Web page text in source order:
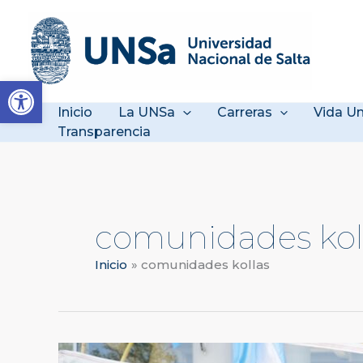
Abrir barra de herramientas
contenido
Inicio La UNSa Carreras Vida
Transparencia
comunidades
Inicio comunidades kollas
La